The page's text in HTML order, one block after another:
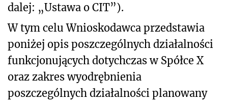
dalej: „Ustawa o CIT”).
W tym celu Wnioskodawca przedstawia
poniżej opis poszczególnych działalności
funkcjonujących dotychczas w Spółce X
oraz zakres wyodrębnienia
poszczególnych działalności planowany